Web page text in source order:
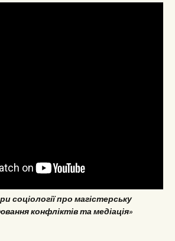
соціології про магістерську
конфліктів та медіація»